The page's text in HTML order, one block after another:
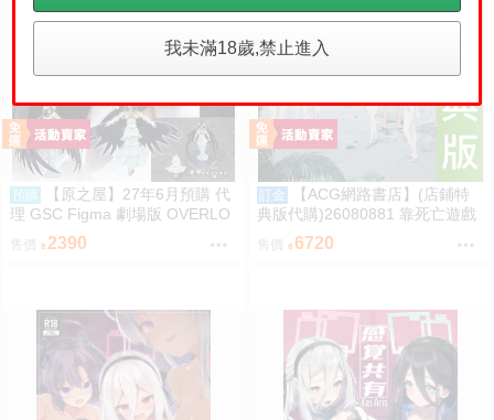
預購
【原之屋】27年6月預購 代
理 GSC Figma 劇場版 OVERLO
RD 聖王國篇 雅兒貝德 0918
2390
訂金
【ACG網路書店】(店鋪特
典版代購)26080881 靠死亡遊戲
混飯吃。44:CLOUDY BEACH 藍
光BD 幽鬼抱枕套限定版
6720
我未滿18歲,禁止進入